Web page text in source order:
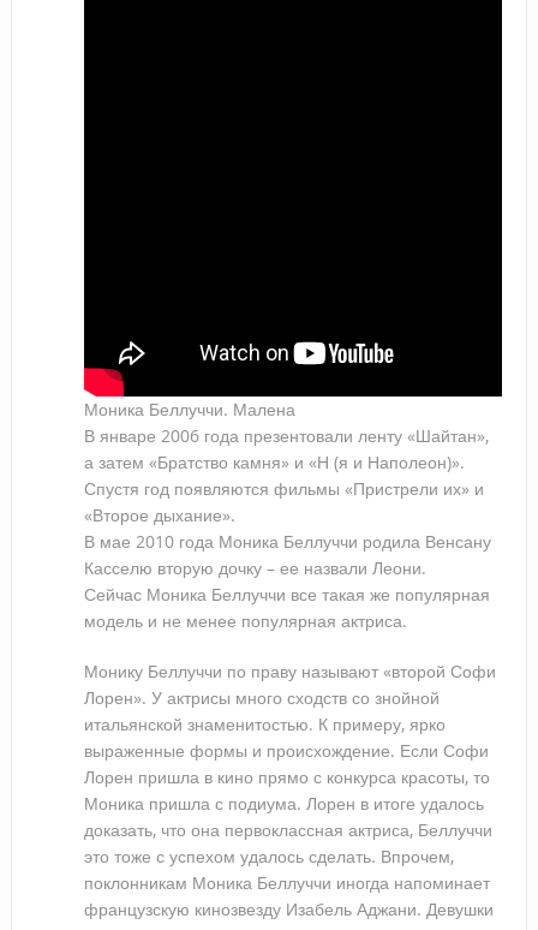
Моника Беллуччи. Малена
В январе 2006 года презентовали ленту «Шайтан»,
а затем «Братство камня» и «Н (я и Наполеон)».
Спустя год появляются фильмы «Пристрели их» и
«Второе дыхание».
В мае 2010 года Моника Беллуччи родила Венсану
Касселю вторую дочку – ее назвали Леони.
Сейчас Моника Беллуччи все такая же популярная
модель и не менее популярная актриса.
Монику Беллуччи по праву называют «второй Софи
Лорен». У актрисы много сходств со знойной
итальянской знаменитостью. К примеру, ярко
выраженные формы и происхождение. Если Софи
Лорен пришла в кино прямо с конкурса красоты, то
Моника пришла с подиума. Лорен в итоге удалось
доказать, что она первоклассная актриса, Беллуччи
это тоже с успехом удалось сделать. Впрочем,
поклонникам Моника Беллуччи иногда напоминает
французскую кинозвезду Изабель Аджани. Девушки